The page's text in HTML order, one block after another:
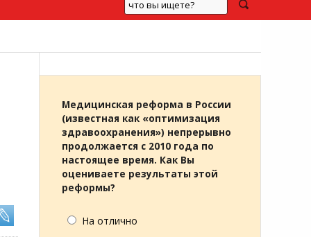
Медицинская реформа в России
(известная как «оптимизация
здравоохранения») непрерывно
продолжается с 2010 года по
настоящее время. Как Вы
оцениваете результаты этой
реформы?
На отлично